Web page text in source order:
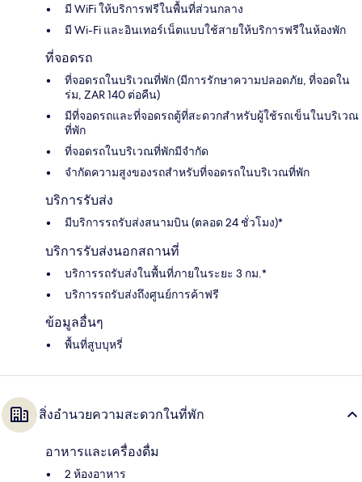
มี WiFi ให้บริการฟรีในพื้นที่ส่วนกลาง
มี Wi-Fi และอินเทอร์เน็ตแบบใช้สายให้บริการฟรีในห้องพัก
ที่จอดรถ
ที่จอดรถในบริเวณที่พัก (มีการรักษาความปลอดภัย, ที่จอดใน
ร่ม, ZAR 140 ต่อคืน)
มีที่จอดรถและที่จอดรถตู้ที่สะดวกสำหรับผู้ใช้รถเข็นในบริเวณ
ที่พัก
ที่จอดรถในบริเวณที่พักมีจำกัด
จำกัดความสูงของรถสำหรับที่จอดรถในบริเวณที่พัก
บริการรับส่ง
มีบริการรถรับส่งสนามบิน (ตลอด 24 ชั่วโมง)*
บริการรับส่งนอกสถานที่
บริการรถรับส่งในพื้นที่ภายในระยะ 3 กม.*
บริการรถรับส่งถึงศูนย์การค้าฟรี
ข้อมูลอื่นๆ
พื้นที่สูบบุหรี่
สิ่งอำนวยความสะดวกในที่พัก
อาหารและเครื่องดื่ม
2 ห้องอาหาร